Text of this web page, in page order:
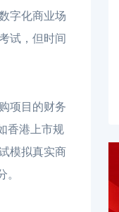
字化商业场
试，但时间
项目的财务
香港上市规
模拟真实商